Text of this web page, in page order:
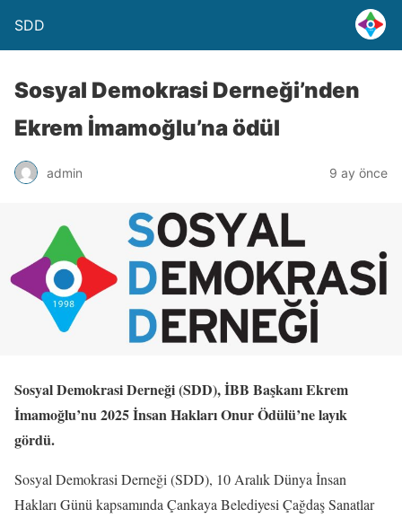
SDD
Sosyal Demokrasi Derneği’nden
Ekrem İmamoğlu’na ödül
admin 9 ay önce
Sosyal Demokrasi Derneği (SDD), İBB Başkanı Ekrem
İmamoğlu’nu 2025 İnsan Hakları Onur Ödülü’ne layık
gördü.
Sosyal Demokrasi Derneği (SDD), 10 Aralık Dünya İnsan
Hakları Günü kapsamında Çankaya Belediyesi Çağdaş Sanatlar